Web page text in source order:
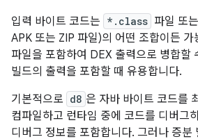
입력 바이트 코드는 *.class 파일 또
APK 또는 ZIP 파일)의 어떤 조합이든 가
파일을 포함하여 DEX 출력으로 병합할
빌드의 출력을 포함할 때 유용합니다.
기본적으로 d8 은 자바 바이트 코드를
컴파일하고 런타임 중에 코드를 디버그
디버그 정보를 포함합니다. 그러나 증분